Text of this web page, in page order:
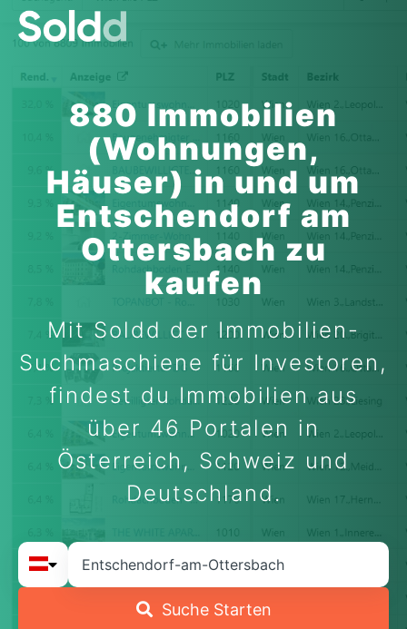
880 Immobilien
(Wohnungen,
Häuser) in und um
Entschendorf am
Ottersbach zu
kaufen
Mit Soldd der Immobilien-
Suchmaschiene für Investoren,
findest du Immobilien aus
über 46 Portalen in
Österreich, Schweiz und
Deutschland.
Suche Starten